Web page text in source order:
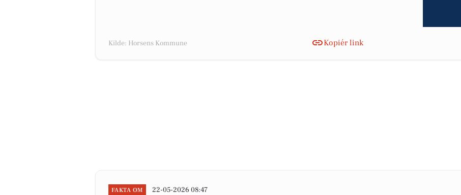
Kilde: Horsens Kommune Kopiér link
FAKTA OM 22-05-2026 08:47